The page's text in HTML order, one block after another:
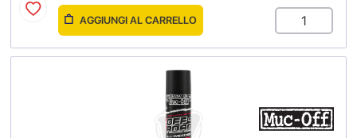
AGGIUNGI AL CARRELLO